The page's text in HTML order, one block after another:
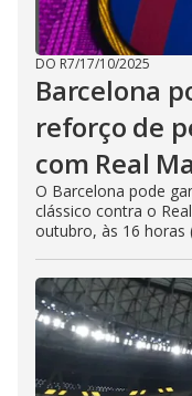
DO R7/17/10/2025
Barcelona
reforço de
com Real
O Barcelona pode
clássico contra o
outubro, às 16 horas